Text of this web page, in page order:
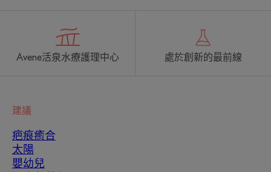
Avene活泉水療護理中心 處於創新的最前線
建議
疤痕癒合
太陽
嬰幼兒